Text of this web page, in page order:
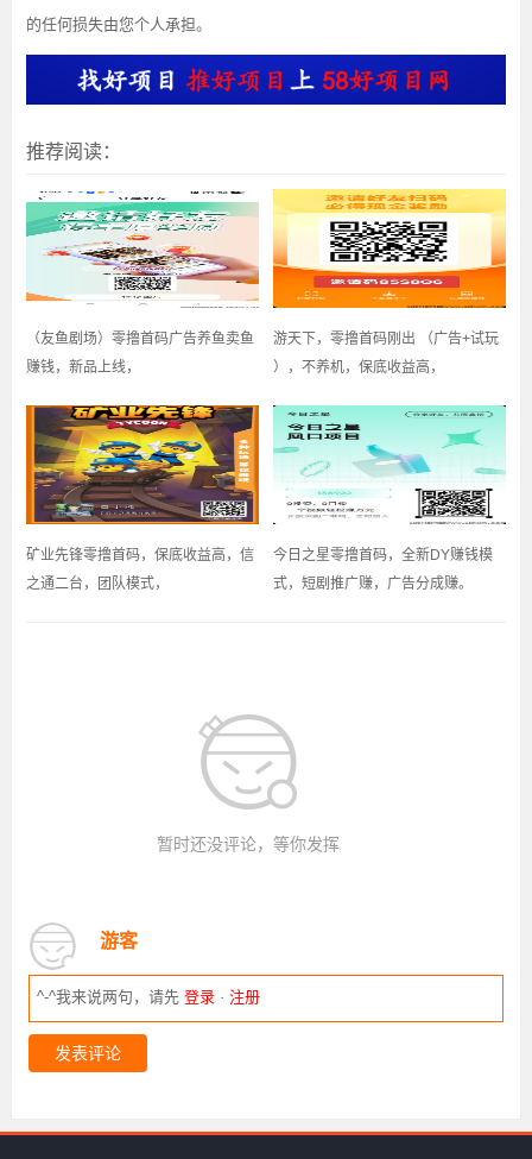
的任何损失由您个人承担。
推荐阅读：
（友鱼剧场）零撸首码广告养鱼卖鱼
赚钱，新品上线，
游天下，零撸首码刚出 （广告+试玩
），不养机，保底收益高，
矿业先锋零撸首码，保底收益高，信
之通二台，团队模式，
今日之星零撸首码，全新DY赚钱模
式，短剧推广赚，广告分成赚。
暂时还没评论，等你发挥
游客
^-^我来说两句，请先登录 · 注册
发表评论